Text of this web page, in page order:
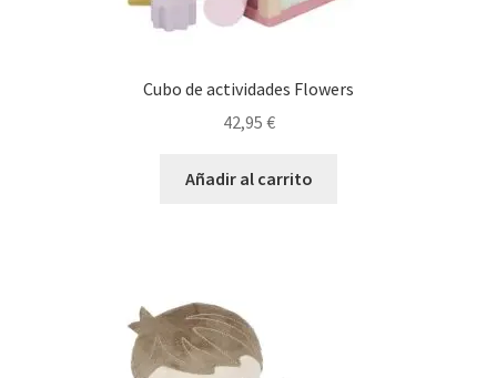
Cubo de actividades Flowers
42,95 €
Añadir al carrito